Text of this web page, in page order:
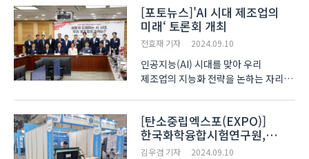
자동화기기 제조업의 실무 현장을 직접
경험할 수 있다. 견학은 대전에 위치한
한국SMC 공장과 쇼룸에..
[포토뉴스]'AI 시대 제조업의
미래‘ 토론회 개최
전효재 기자 2024.09.10
인공지능(AI) 시대를 맞아 우리
제조업의 지능화 전략을 논하는 자리가
국회의원회관에서 진행됐다. 학계·
산업계 전문가, 정부 인사가 모여 ▲
제조업과 인공지능의 융합을..
[탄소중립엑스포(EXPO)]
한국화학융합시험연구원,
친환경 인증 기술로 탄소중립
김우겸 기자 2024.09.10